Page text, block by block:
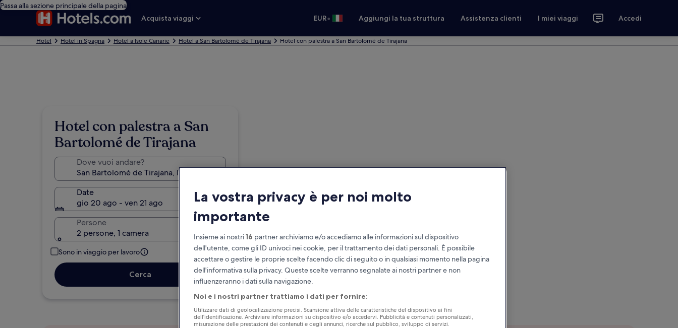
Passa alla sezione principale della pagina
Acquista viaggi
EUR• Aggiungi la tua struttura Assistenza clienti I miei viaggi Accedi
Hotel Hotel in Spagna Hotel a Isole Canarie Hotel a San Bartolomé de Tirajana Hotel con palestra a San Bartolomé de Tirajana
Hotel con palestra a San
Bartolomé de Tirajana
Dove vuoi andare?
Date
gio 20 ago - ven 21 ago
Persone
2 persone, 1 camera
Sono in viaggio per lavoro
Cerca
La vostra privacy è per noi molto
importante
Insieme ai nostri16 partner archiviamo e/o accediamo alle informazioni sul dispositivo
dell'utente, come gli ID univoci nei cookie, per il trattamento dei dati personali. È possibile
accettare o gestire le proprie scelte facendo clic di seguito o in qualsiasi momento nella pagina
dell'informativa sulla privacy. Queste scelte verranno segnalate ai nostri partner e non
influenzeranno i dati sulla navigazione.
Noi e i nostri partner trattiamo i dati per fornire:
Utilizzare dati di geolocalizzazione precisi. Scansione attiva delle caratteristiche del dispositivo ai fini
dell’identificazione. Archiviare informazioni su dispositivo e/o accedervi. Pubblicità e contenuti personalizzati,
misurazione delle prestazioni dei contenuti e degli annunci, ricerche sul pubblico, sviluppo di servizi.